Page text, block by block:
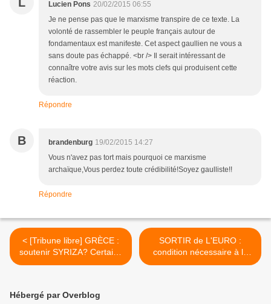
Lucien Pons 20/02/2015 06:55
Je ne pense pas que le marxisme transpire de ce texte. La
volonté de rassembler le peuple français autour de
fondamentaux est manifeste. Cet aspect gaullien ne vous a
sans doute pas échappé. <br /> Il serait intéressant de
connaître votre avis sur les mots clefs qui produisent cette
réaction.
Répondre
B brandenburg 19/02/2015 14:27
Vous n'avez pas tort mais pourquoi ce marxisme
archaïque,Vous perdez toute crédibilité!Soyez gaulliste!!
Répondre
< [Tribune libre] GRÈCE :
soutenir SYRIZA? Certains
camarades ne veulent pas
SORTIR de L'EURO :
condition nécessaire à la
sortie de crise [M'PEP] >
Hébergé par Overblog